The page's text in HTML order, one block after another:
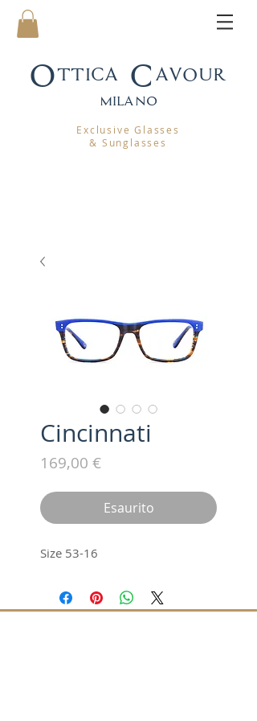
Ottica Cavour
milano
Exclusive Glasses
& Sunglasses
Cincinnati
169,00 €Prezzo
Esaurito
Size 53-16